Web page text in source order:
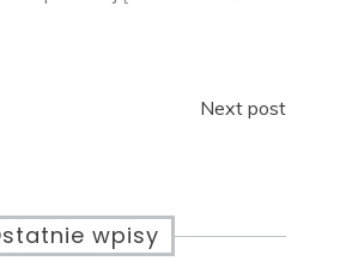
Next post
wpisy